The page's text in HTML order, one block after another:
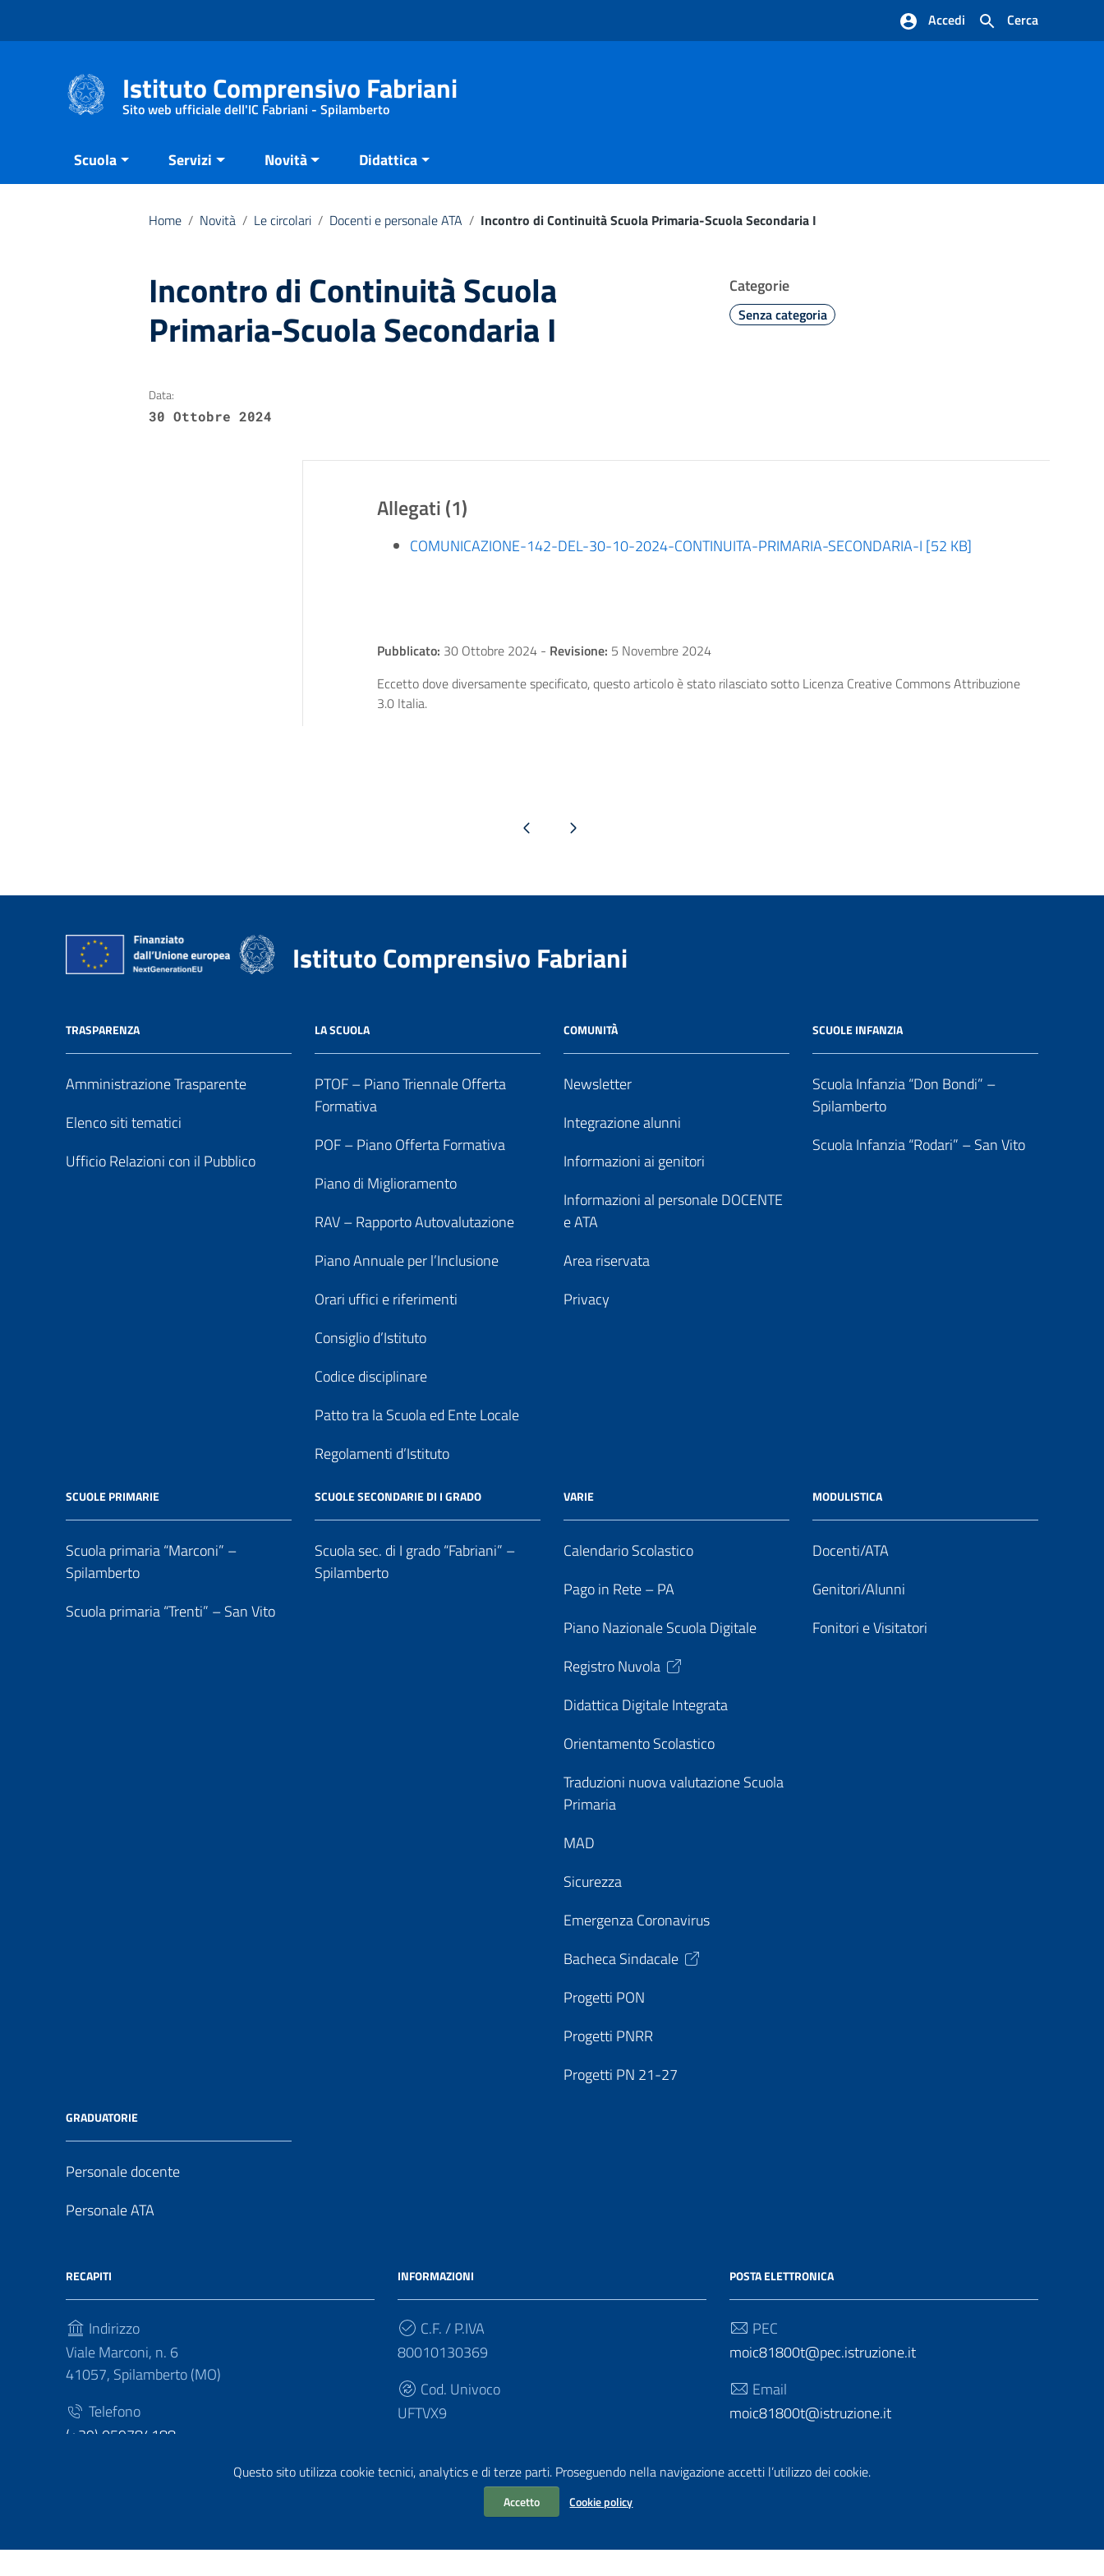
Questo sito utilizza cookie tecnici, analytics e di terze parti. Proseguendo nella navigazione accetti l’utilizzo dei cookie.
Accetto Cookie policy
Cerca
Accedi
Istituto Comprensivo Fabriani
Sito web ufficiale dell'IC Fabriani - Spilamberto
Scuola Servizi Novità Didattica
Home / Novità / Le circolari / Docenti e personale ATA / Incontro di Continuità Scuola Primaria-Scuola Secondaria I
Incontro di Continuità Scuola
Primaria-Scuola Secondaria I
Categorie
Senza categoria
Data:
30 Ottobre 2024
Allegati (1)
COMUNICAZIONE-142-DEL-30-10-2024-CONTINUITA-PRIMARIA-SECONDARIA-I [52 KB]
Pubblicato: 30 Ottobre 2024 - Revisione: 5 Novembre 2024
Eccetto dove diversamente specificato, questo articolo è stato rilasciato sotto Licenza Creative Commons Attribuzione
3.0 Italia.
Pagina precedentePagina successiva
Istituto Comprensivo Fabriani
TRASPARENZA
Amministrazione Trasparente
Elenco siti tematici
Ufficio Relazioni con il Pubblico
LA SCUOLA
PTOF – Piano Triennale Offerta
Formativa
POF – Piano Offerta Formativa
Piano di Miglioramento
RAV – Rapporto Autovalutazione
Piano Annuale per l’Inclusione
Orari uffici e riferimenti
Consiglio d’Istituto
Codice disciplinare
Patto tra la Scuola ed Ente Locale
Regolamenti d’Istituto
COMUNITÀ
Newsletter
Integrazione alunni
Informazioni ai genitori
Informazioni al personale DOCENTE
e ATA
Area riservata
Privacy
SCUOLE INFANZIA
Scuola Infanzia “Don Bondi” –
Spilamberto
Scuola Infanzia “Rodari” – San Vito
SCUOLE PRIMARIE
Scuola primaria “Marconi” –
Spilamberto
Scuola primaria “Trenti” – San Vito
SCUOLE SECONDARIE DI I GRADO
Scuola sec. di I grado “Fabriani” –
Spilamberto
VARIE
Calendario Scolastico
Pago in Rete – PA
Piano Nazionale Scuola Digitale
Registro Nuvola
Didattica Digitale Integrata
Orientamento Scolastico
Traduzioni nuova valutazione Scuola
Primaria
MAD
Sicurezza
Emergenza Coronavirus
Bacheca Sindacale
Progetti PON
Progetti PNRR
Progetti PN 21-27
MODULISTICA
Docenti/ATA
Genitori/Alunni
Fonitori e Visitatori
GRADUATORIE
Personale docente
Personale ATA
RECAPITI
Indirizzo
Viale Marconi, n. 6
41057, Spilamberto (MO)
Telefono
(+39) 059784188
INFORMAZIONI
C.F. / P.IVA
80010130369
Cod. Univoco
UFTVX9
POSTA ELETTRONICA
PEC
moic81800t@pec.istruzione.it
Email
moic81800t@istruzione.it